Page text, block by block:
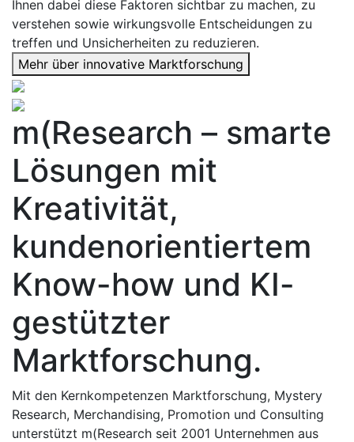
Ihnen dabei diese Faktoren sichtbar zu machen, zu
verstehen sowie wirkungsvolle Entscheidungen zu
treffen und Unsicherheiten zu reduzieren.
Mehr über innovative Marktforschung
m(Research – smarte
Lösungen mit
Kreativität,
kundenorientiertem
Know-how und KI-
gestützter
Marktforschung.
Mit den Kernkompetenzen Marktforschung, Mystery
Research, Merchandising, Promotion und Consulting
unterstützt m(Research seit 2001 Unternehmen aus